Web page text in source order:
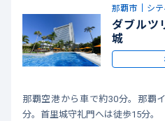
那覇市 シ
ダブルツ
城
那覇空港から車で約30分。那覇
分。首里城守礼門へは徒歩15分。